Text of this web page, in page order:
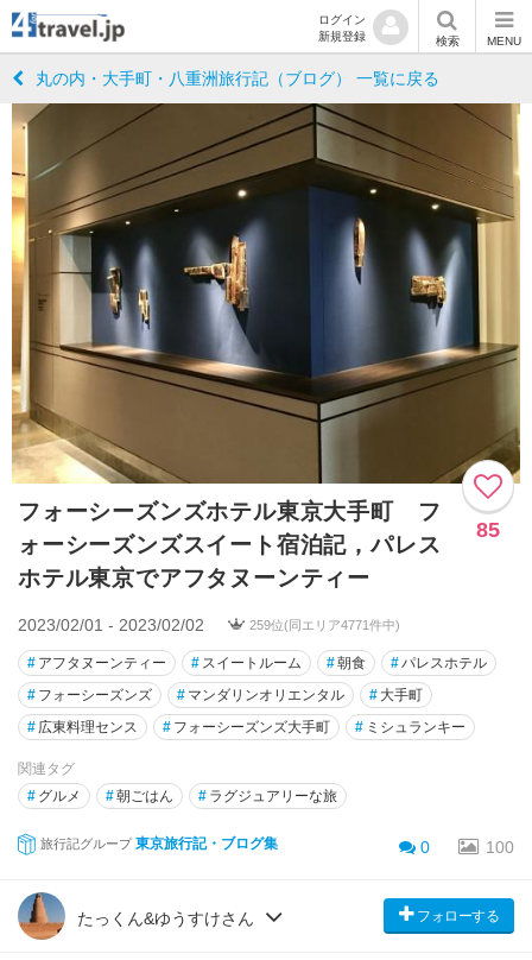
ログイン
新規登録
検索 MENU
丸の内・大手町・八重洲旅行記（ブログ） 一覧に戻る
フォーシーズンズホテル東京大手町 フ
ォーシーズンズスイート宿泊記，パレス
ホテル東京でアフタヌーンティー
85
2023/02/01 - 2023/02/02 259位(同エリア4771件中)
# アフタヌーンティー # スイートルーム #朝食 #パレスホテル
# フォーシーズンズ # マンダリンオリエンタル # 大手町
# 広東料理センス # フォーシーズンズ大手町 # ミシュランキー
関連タグ
# グルメ #朝ごはん # ラグジュアリーな旅
旅行記グループ 東京旅行記・ブログ集 0 100
たっくん&ゆうすけさん フォローする